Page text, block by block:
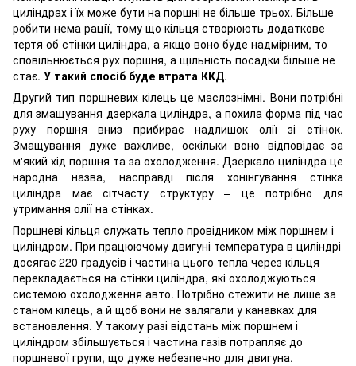
циліндрах і їх може бути на поршні не більше трьох. Більше
робити нема рації, тому що кільця створюють додаткове
тертя об стінки циліндра, а якщо воно буде надмірним, то
сповільнюється рух поршня, а щільність посадки більше не
стає. У такий спосіб буде втрата ККД.
Другий тип поршневих кілець це маслознімні. Вони потрібні
для змащування дзеркала циліндра, а похила форма під час
руху поршня вниз прибирає надлишок олії зі стінок.
Змащування дуже важливе, оскільки воно відповідає за
м'який хід поршня та за охолодження. Дзеркало циліндра це
народна назва, насправді після хонінгування стінка
циліндра має сітчасту структуру – це потрібно для
утримання олії на стінках.
Поршневі кільця служать тепло провідником між поршнем і
циліндром. При працюючому двигуні температура в циліндрі
досягає 220 градусів і частина цього тепла через кільця
перекладається на стінки циліндра, які охолоджуються
системою охолодження авто. Потрібно стежити не лише за
станом кілець, а й щоб вони не залягали у канавках для
встановлення. У такому разі відстань між поршнем і
циліндром збільшується і частина газів потрапляє до
поршневої групи, що дуже небезпечно для двигуна.